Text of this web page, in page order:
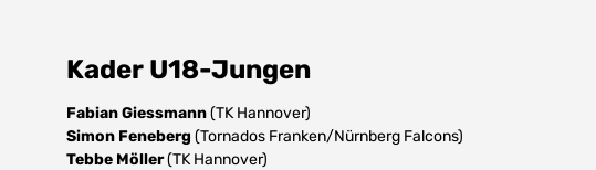
Kader U18-Jungen
Fabian Giessmann(TK Hannover)
Simon Feneberg (Tornados Franken/Nürnberg Falcons)
Tebbe Möller(TK Hannover)